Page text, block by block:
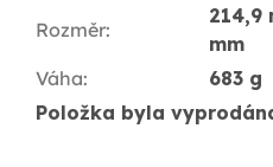
Rozměr:
214,9
mm
Váha:
683 g
Položka byla